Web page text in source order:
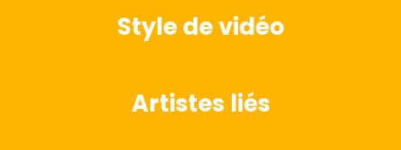
Style de vidéo
Artistes liés